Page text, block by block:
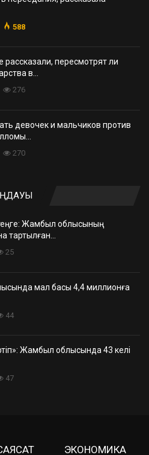
588
рассказали, пересмотрят ли
в…
276
девочек и мальчиков против
270
Жамбыл облысының
тартылған…
25
мал басы 4,4 миллионға
44
Жамбыл облысында 43 келі
47
ЭКОНОМИКА